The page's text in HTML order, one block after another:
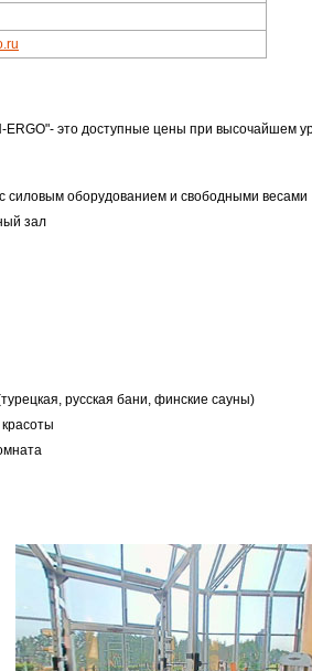
ERGO"- это доступные цены при высочайшем
силовым оборудованием и свободными весами
зал
русская бани, финские сауны)